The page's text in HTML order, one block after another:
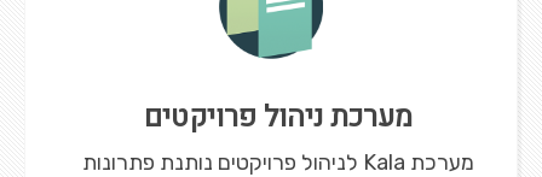
מערכת ניהול פרויקטים
מערכת Kala לניהול פרויקטים נותנת פתרונות